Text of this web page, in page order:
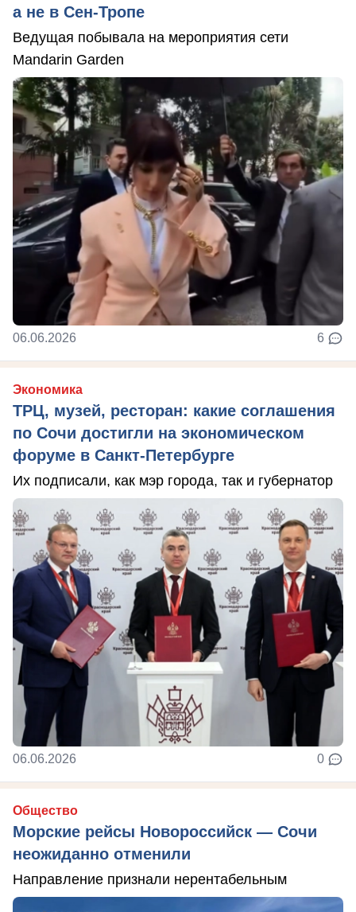
а не в Сен-Тропе
Ведущая побывала на мероприятия сети
Mandarin Garden
06.06.2026 6
Экономика
ТРЦ, музей, ресторан: какие соглашения
по Сочи достигли на экономическом
форуме в Санкт-Петербурге
Их подписали, как мэр города, так и губернатор
06.06.2026 0
Общество
Морские рейсы Новороссийск — Сочи
неожиданно отменили
Направление признали нерентабельным